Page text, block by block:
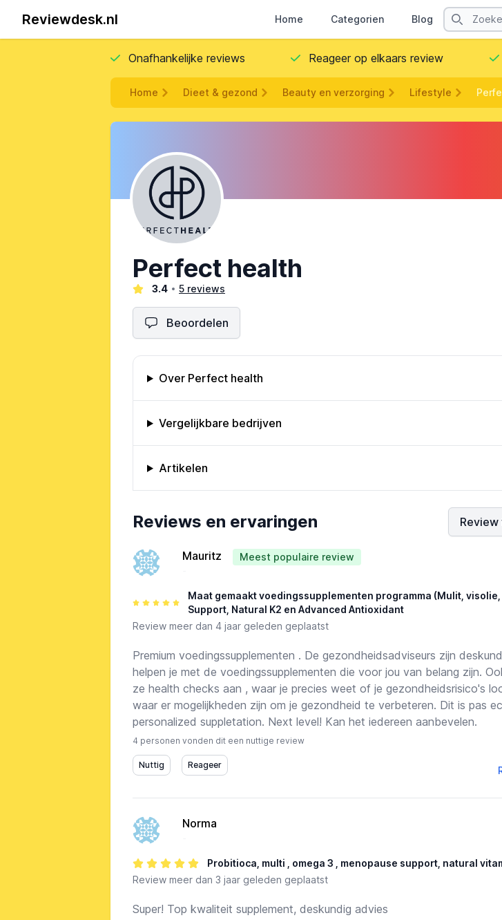
Reviewdesk.nl Home Categorien Blog Contact
Search
Onafhankelijke reviews Reageer op elkaars review
Home Dieet & gezond Beauty en verzorging Lifestyle
Perfect health
3.4 5 reviews
Beoordelen
Omschrijving bedrijf
Over Perfect health
Vergelijkbare bedrijven
Artikelen
Bedrijfs reviews
Reviews en ervaringen
Mauritz Meest populaire review
Maat gemaakt voedingssupplementen programma (Mulit,
Support, Natural K2 en Advanced Antioxidant
Review meer dan 4 jaar geleden geplaatst
Premium voedingssupplementen . De gezondheidsadviseurs zijn
helpen je met de voedingssupplementen die voor jou van belang zijn.
ze health checks aan , waar je precies weet of je gezondheidsrisico's
waar er mogelijkheden zijn om je gezondheid te verbeteren. Dit is pas
personalized suppletation. Next level! Kan het iedereen aanbevelen.
4 personen vonden dit een nuttige review
Norma
Probitioca, multi , omega 3 , menopause support, natural
Review meer dan 3 jaar geleden geplaatst
Super! Top kwaliteit supplement, deskundig advies